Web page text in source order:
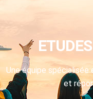
Une équipe
et